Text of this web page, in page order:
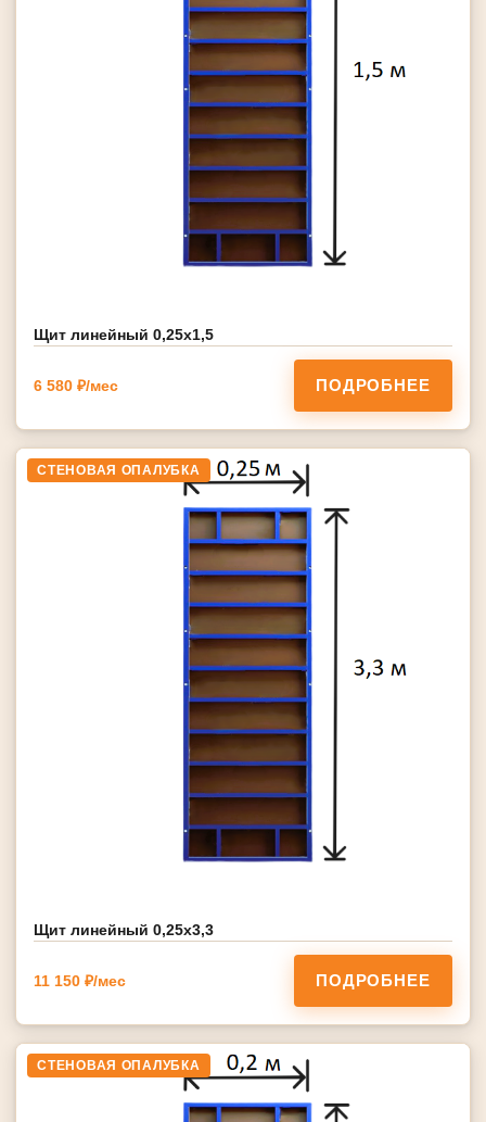
Щит линейный 0,25х1,5
6 580 ₽/мес ПОДРОБНЕЕ
СТЕНОВАЯ ОПАЛУБКА
Щит линейный 0,25х3,3
11 150 ₽/мес ПОДРОБНЕЕ
СТЕНОВАЯ ОПАЛУБКА